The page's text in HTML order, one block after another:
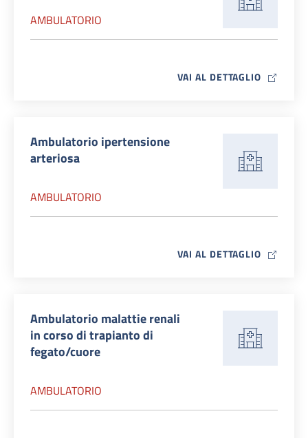
AMBULATORIO
VAI AL DETTAGLIO MAP ICON
Ambulatorio ipertensione
arteriosa
AMBULATORIO
VAI AL DETTAGLIO MAP ICON
Ambulatorio malattie renali
in corso di trapianto di
fegato/cuore
AMBULATORIO